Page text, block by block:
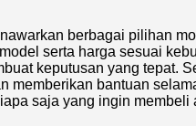
berbagai pilihan
serta harga sesuai
keputusan yang tepat.
memberikan bantuan
saja yang ingin membeli